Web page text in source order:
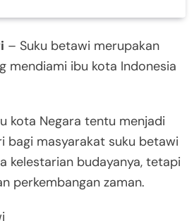
– Suku betawi merupakan
mendiami ibu kota Indonesia
kota Negara tentu menjadi
bagi masyarakat suku betawi
kelestarian budayanya, tetapi
perkembangan zaman.